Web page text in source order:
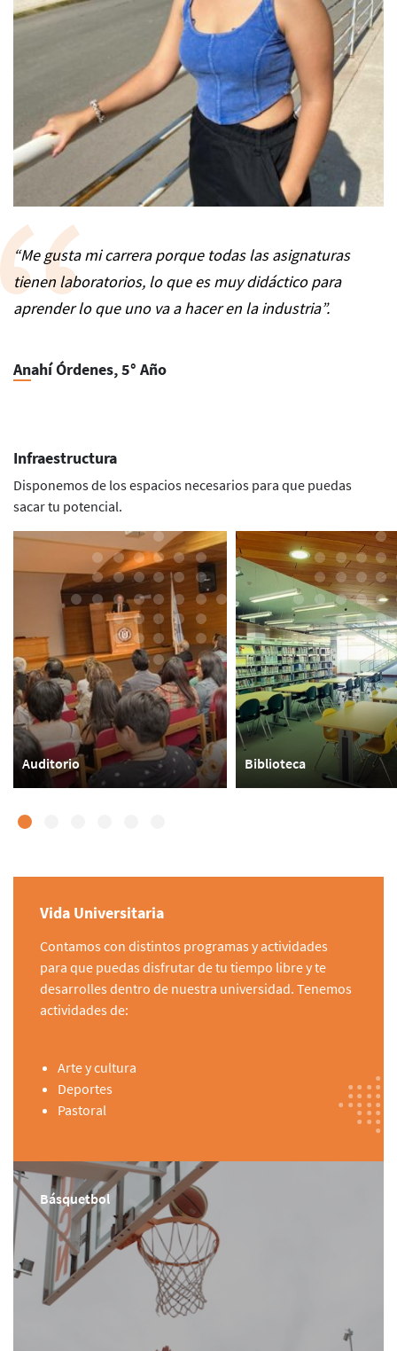
“Me gusta mi carrera porque todas las asignaturas
tienen laboratorios, lo que es muy didáctico para
aprender lo que uno va a hacer en la industria”.
Anahí Órdenes, 5° Año
Infraestructura
Disponemos de los espacios necesarios para que puedas
sacar tu potencial.
Auditorio Biblioteca
Vida Universitaria
Contamos con distintos programas y actividades
para que puedas disfrutar de tu tiempo libre y te
desarrolles dentro de nuestra universidad. Tenemos
actividades de:
Arte y cultura
Deportes
Pastoral
Básquetbol